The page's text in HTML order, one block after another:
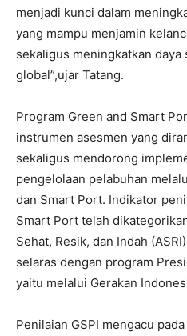
menjadi kunci dalam
yang mampu menjamin
sekaligus meningkatkan
global”,ujar Tatang.
Program Green and Smart
instrumen asesmen yang
sekaligus mendorong
pengelolaan pelabuhan
dan Smart Port. Indikator
Smart Port telah
Sehat, Resik, dan Indah
selaras dengan program
yaitu melalui Gerakan
Penilaian GSPI mengacu